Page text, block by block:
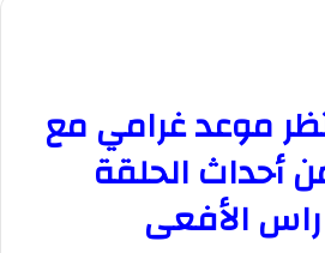
موعد غرامي مع
أحداث الحلقة
الأفعى